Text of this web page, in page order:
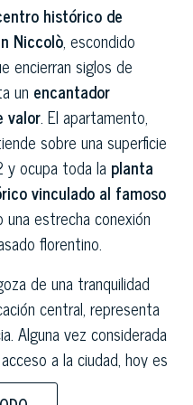
histórico de
Niccolò, escondido
encierran siglos de
un encantador
valor. El apartamento,
sobre una superficie
y ocupa toda la planta
vinculado al famoso
una estrecha conexión
florentino.
de una tranquilidad
central, representa
Alguna vez considerada
a la ciudad, hoy es
lleno de discotecas,